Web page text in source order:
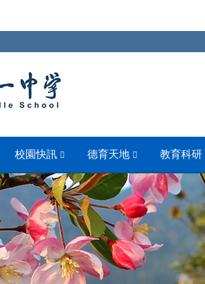
校園快訊 德育天地 教育科研